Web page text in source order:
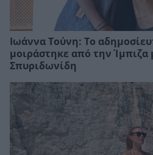
Ιωάννα Τούνη: Το
μοιράστηκε από την
Σπυριδωνίδη